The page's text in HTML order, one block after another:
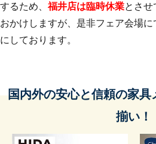
するため、福井店は臨時休業とさせ
おかけしますが、是非フェア会場
にしております。
国内外の安心と信頼の家
揃い！